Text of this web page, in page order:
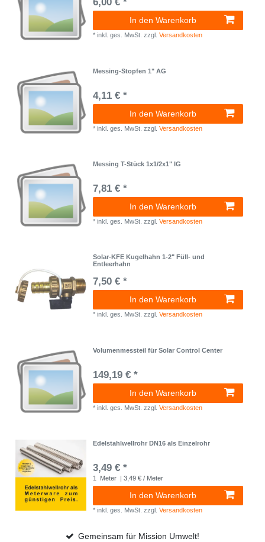
In den Warenkorb
*inkl. ges. MwSt. zzgl.Versandkosten
Messing-Stopfen 1" AG
4,11 € *
In den Warenkorb
*inkl. ges. MwSt. zzgl.Versandkosten
Messing T-Stück 1x1/2x1" IG
7,81 € *
In den Warenkorb
*inkl. ges. MwSt. zzgl.Versandkosten
Solar-KFE Kugelhahn 1-2" Füll- und
Entleerhahn
7,50 € *
In den Warenkorb
*inkl. ges. MwSt. zzgl.Versandkosten
Volumenmessteil für Solar Control Center
149,19 € *
In den Warenkorb
*inkl. ges. MwSt. zzgl.Versandkosten
Edelstahlwellrohr DN16 als Einzelrohr
3,49 € *
1 Meter | 3,49 € / Meter
In den Warenkorb
*inkl. ges. MwSt. zzgl.Versandkosten
Gemeinsam für Mission Umwelt!